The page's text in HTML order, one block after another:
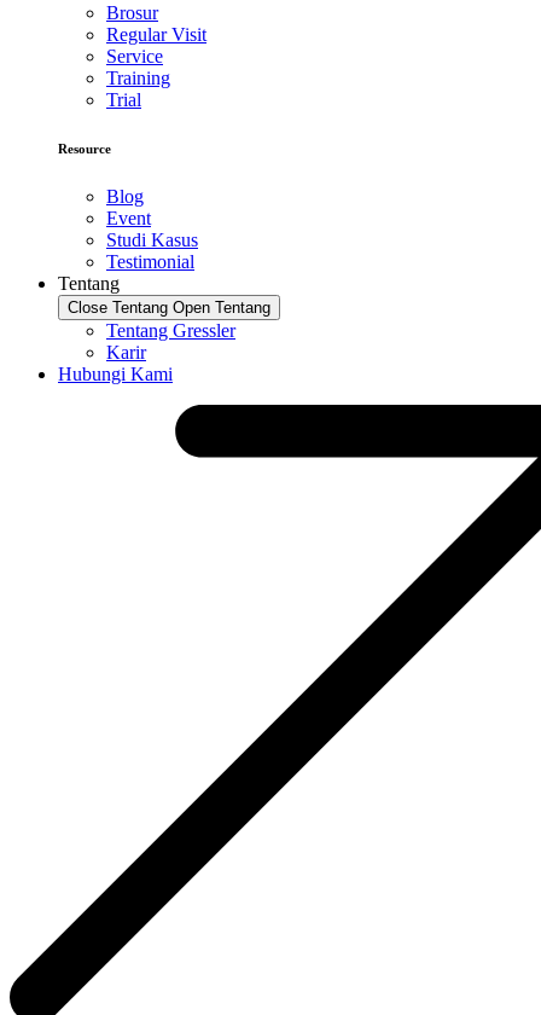
Brosur
Regular Visit
Service
Training
Trial
Resource
Blog
Event
Studi Kasus
Testimonial
Tentang
Close Tentang Open Tentang
Tentang Gressler
Karir
Hubungi Kami